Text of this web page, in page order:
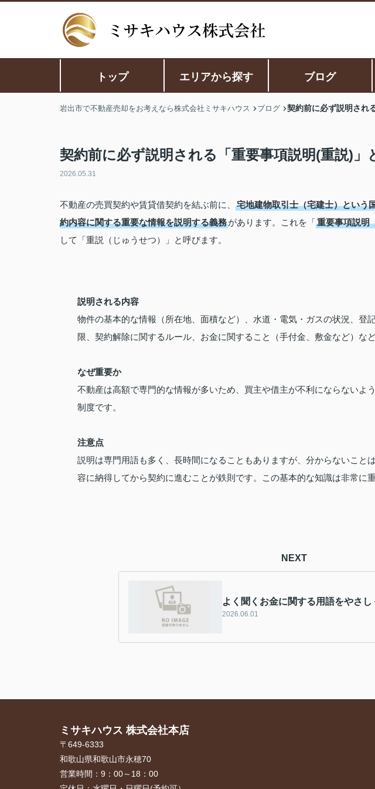
トップ エリアから探す ブログ
岩出市で不動産売却をお考えなら株式会社ミサキハウス ブログ 契約前に必ず説明され
契約前に必ず説明される「重要事項説明(重説)」
2026.05.31
不動産の売買契約や賃貸借契約を結ぶ前に、
宅地建物取引士（宅建士）という
約内容に関する重要な情報を説明する義務があります。これを「重要事項説明
して「重説（じゅうせつ）」と呼びます。
説明される内容
物件の基本的な情報（所在地、面積など）、水道・電気・ガスの状況、登
限、契約解除に関するルール、お金に関すること（手付金、敷金など）な
なぜ重要か
不動産は高額で専門的な情報が多いため、買主や借主が不利にならないよ
制度です。
注意点
説明は専門用語も多く、長時間になることもありますが、分からないこと
容に納得してから契約に進むことが鉄則です。この基本的な知識は非常に重
NEXT
よく聞くお金に関する用語をやさし
2026.06.01
ミサキハウス 株式会社本店
〒649-6333
和歌山県和歌山市永穂70
営業時間： 9：00～18：00